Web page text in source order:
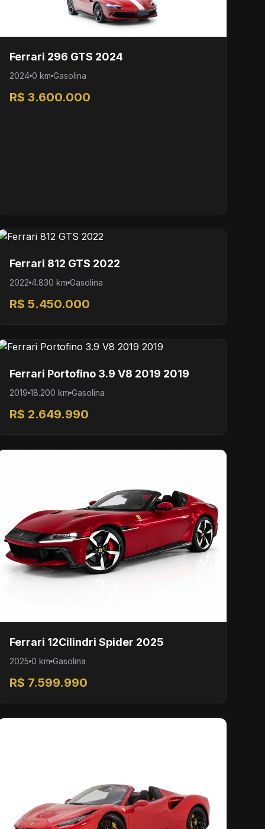
Ferrari 296 GTS 2024
2024 0 km Gasolina
R$ 3.600.000
Ferrari 812 GTS 2022
2022 4.830 km Gasolina
R$ 5.450.000
Ferrari Portofino 3.9 V8 2019 2019
2019 18.200 km Gasolina
R$ 2.649.990
Ferrari 12Cilindri Spider 2025
2025 0 km Gasolina
R$ 7.599.990